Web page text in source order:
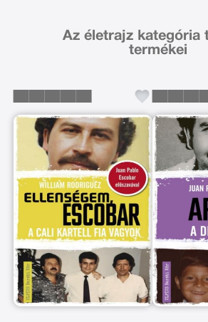
Az életrajz kategória
termékei